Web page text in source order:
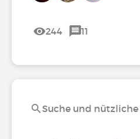
244 11
Suche und nützliche